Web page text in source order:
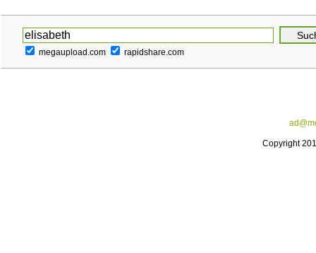
megaupload.com rapidshare.com
Copyright